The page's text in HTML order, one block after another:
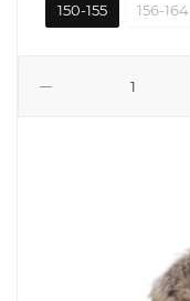
150-155 156-164